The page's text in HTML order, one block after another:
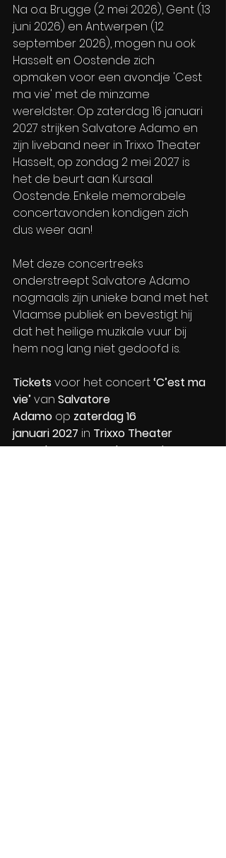
Na o.a. Brugge (2 mei 2026), Gent (13
juni 2026) en Antwerpen (12
september 2026), mogen nu ook
Hasselt en Oostende zich
opmaken voor een avondje 'Cest
ma vie' met de minzame
wereldster. Op zaterdag 16 januari
2027 strijken Salvatore Adamo en
zijn liveband neer in Trixxo Theater
Hasselt, op zondag 2 mei 2027 is
het de beurt aan Kursaal
Oostende. Enkele memorabele
concertavonden kondigen zich
dus weer aan!
Met deze concertreeks
onderstreept Salvatore Adamo
nogmaals zijn unieke band met het
Vlaamse publiek en bevestigt hij
dat het heilige muzikale vuur bij
hem nog lang niet gedoofd is.
Tickets voor het concert ‘C’est ma
vie’ van Salvatore
Adamo op zaterdag 16
januari2027 in Trixxo Theater
Hasselt en op zondag2 mei